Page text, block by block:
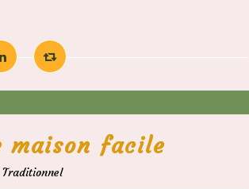
maison facile
Traditionnel